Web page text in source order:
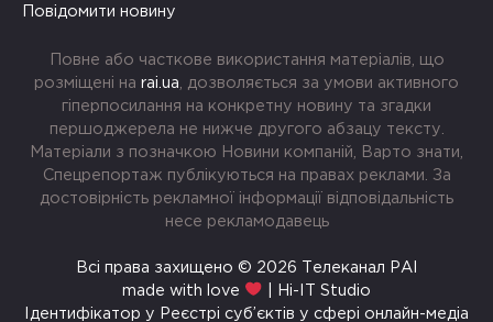
Повідомити новину
Повне або часткове використання матеріалів, що
розміщені на rai.ua , дозволяється за умови активного
гіперпосилання на конкретну новину та згадки
першоджерела не нижче другого абзацу тексту.
Матеріали з позначкою Новини компаній, Варто знати,
Спецрепортаж публікуються на правах реклами. За
достовірність рекламної інформації відповідальність
несе рекламодавець
Всі права захищено © 2026 Телеканал РАІ
made with love
| Hi-IT Studio
Ідентифікатор у Реєстрі суб’єктів у сфері онлайн-медіа